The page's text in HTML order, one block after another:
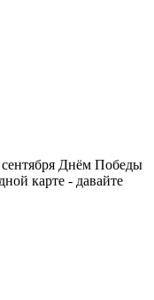
Днём Победы
карте - давайте